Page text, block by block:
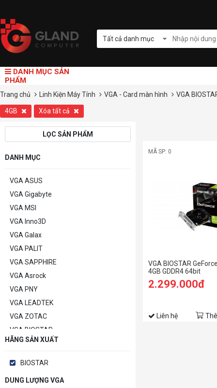
Tất cả danh mục
DANH MỤC SẢN
PHẨM
Trang chủ Linh Kiện Máy Tính VGA - Card màn hình VGA
4GB Xóa tất cả
LỌC SẢN PHẨM
DANH MỤC
VGA ASUS
VGA Gigabyte
VGA MSI
VGA Inno3D
VGA Galax
VGA PALIT
VGA SAPPHIRE
VGA Asrock
VGA PNY
VGA LEADTEK
VGA ZOTAC
VGA BIOSTAR
VGA POWERCOLOR
VGA Khác
HÃNG SẢN XUẤT
BIOSTAR
DUNG LƯỢNG VGA
MÃ SP: 0
VGA BIOSTAR
4GB GDDR4 64bit
2.299.000đ
Liên hệ